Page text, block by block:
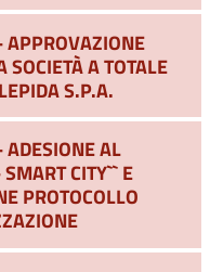
SOCIETÀ A TOTALE
S.P.A.
AL
CITY`` E
PROTOCOLLO